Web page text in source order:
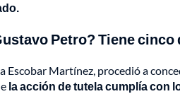
Petro? Tiene cinco
Escobar Martínez, procedió a
la acción de tutela cumplía con